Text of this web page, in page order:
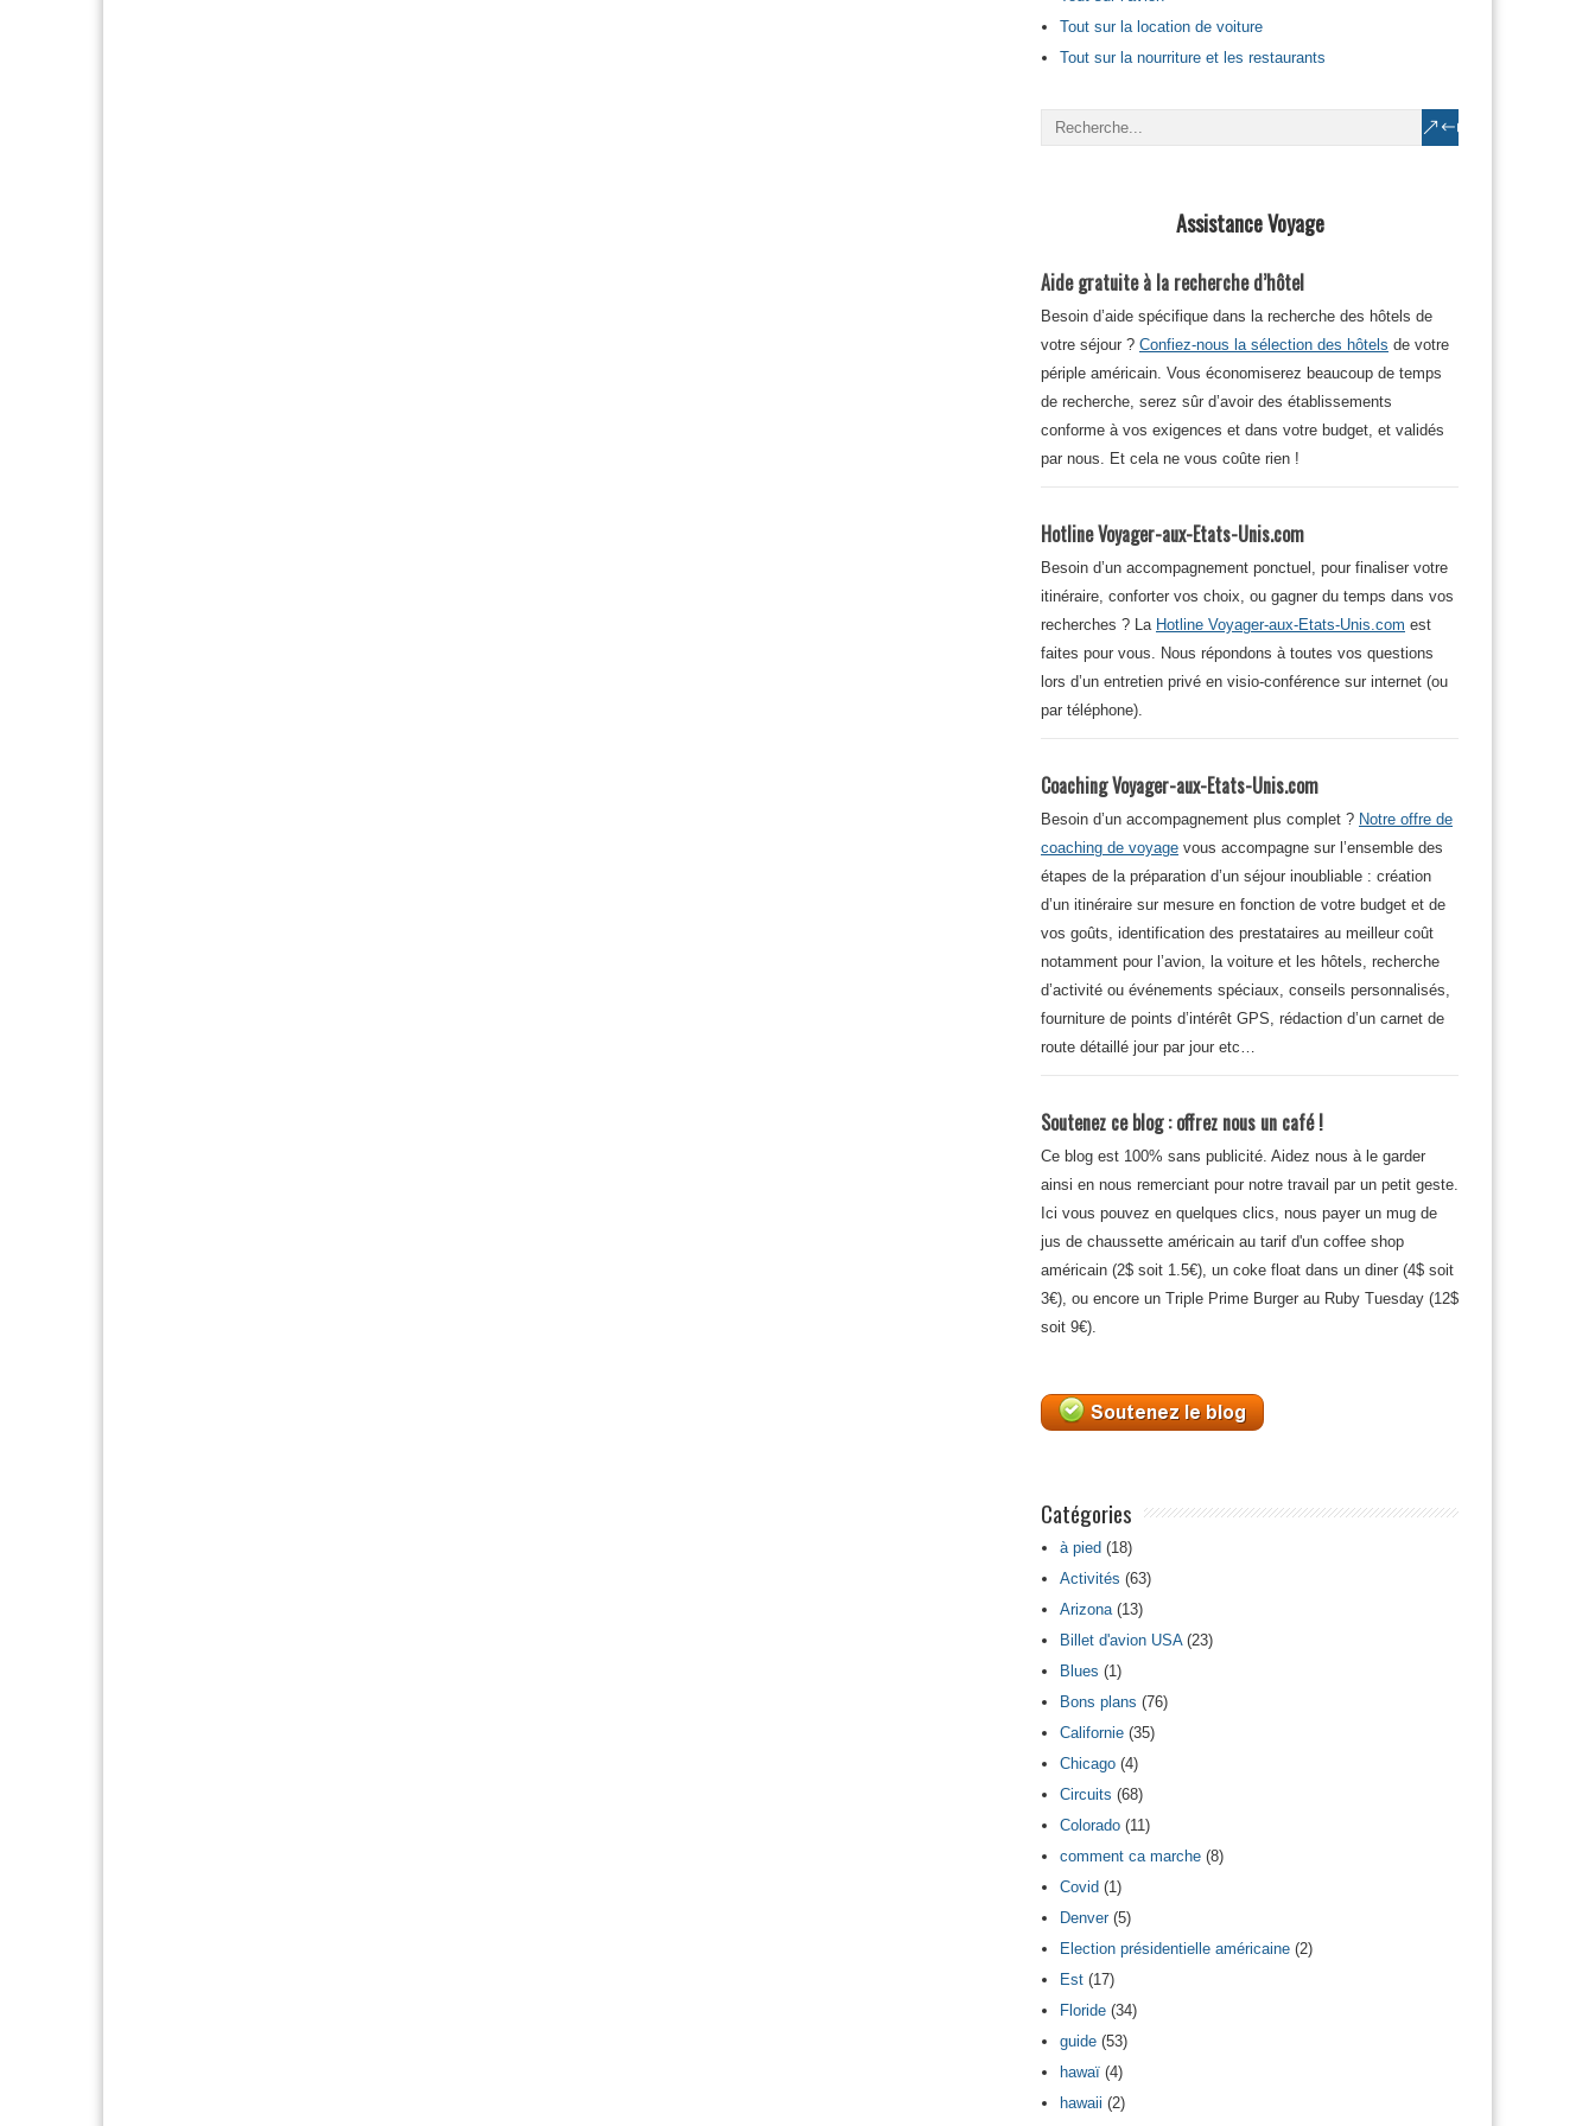
Tout sur la location de voiture
Tout sur la nourriture et les restaurants
Assistance Voyage
Aide gratuite à la recherche d’hôtel
Besoin d’aide spécifique dans la recherche des hôtels de
votre séjour ? Confiez-nous la sélection des hôtels de votre
périple américain. Vous économiserez beaucoup de temps
de recherche, serez sûr d’avoir des établissements
conforme à vos exigences et dans votre budget, et validés
par nous. Et cela ne vous coûte rien !
Hotline Voyager-aux-Etats-Unis.com
Besoin d’un accompagnement ponctuel, pour finaliser votre
itinéraire, conforter vos choix, ou gagner du temps dans vos
recherches ? La Hotline Voyager-aux-Etats-Unis.com est
faites pour vous. Nous répondons à toutes vos questions
lors d’un entretien privé en visio-conférence sur internet (ou
par téléphone).
Coaching Voyager-aux-Etats-Unis.com
Besoin d’un accompagnement plus complet ? Notre offre de
coaching de voyage vous accompagne sur l’ensemble des
étapes de la préparation d’un séjour inoubliable : création
d’un itinéraire sur mesure en fonction de votre budget et de
vos goûts, identification des prestataires au meilleur coût
notamment pour l’avion, la voiture et les hôtels, recherche
d’activité ou événements spéciaux, conseils personnalisés,
fourniture de points d’intérêt GPS, rédaction d’un carnet de
route détaillé jour par jour etc…
Soutenez ce blog : offrez nous un café !
Ce blog est 100% sans publicité. Aidez nous à le garder
ainsi en nous remerciant pour notre travail par un petit geste.
Ici vous pouvez en quelques clics, nous payer un mug de
jus de chaussette américain au tarif d'un coffee shop
américain (2$ soit 1.5€), un coke float dans un diner (4$ soit
3€), ou encore un Triple Prime Burger au Ruby Tuesday (12$
soit 9€).
Catégories
à pied (18)
Activités (63)
Arizona(13)
Billet d'avion USA(23)
Blues (1)
Bons plans (76)
Californie (35)
Chicago (4)
Circuits (68)
Colorado (11)
comment ca marche (8)
Covid (1)
Denver(5)
Election présidentielle américaine (2)
Est (17)
Floride (34)
guide (53)
hawaï (4)
hawaii (2)